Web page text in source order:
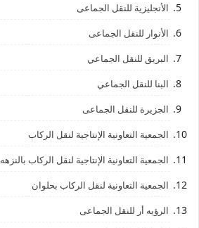
الأنجليزية للنقل الجماعى
الأنوار للنقل الجماعى
البريق للنقل الجماعي
البنا للنقل الجماعي
الجزيرة للنقل الجماعى
الجمعية التعاونية الإنتاجية لنقل الركاب
الجمعية التعاونية الإنتاجية لنقل الركاب بالنزهه
الجمعية التعاونية لنقل الركاب بحلوان
الرؤيه أر للنقل الجماعى